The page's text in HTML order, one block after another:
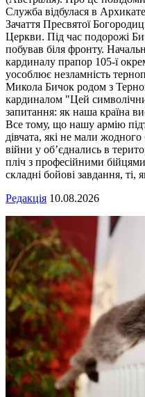
Служба відбулася в
Зачаття Пресвятої
Церкви. Під час подорожі
побував біля фронту.
кардиналу прапор 105-ї
уособлює незламність
Микола Бичок родом з
кардиналом "Цей
запитання: як наша країна
Все тому, що нашу армію
дівчата, які не мали
війни у об’єднались в
пліч з професійними
складні бойові завдання, ті,
Редакція 10.08.2026